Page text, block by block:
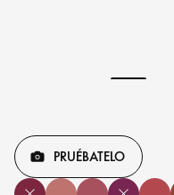
PRUÉBATELO